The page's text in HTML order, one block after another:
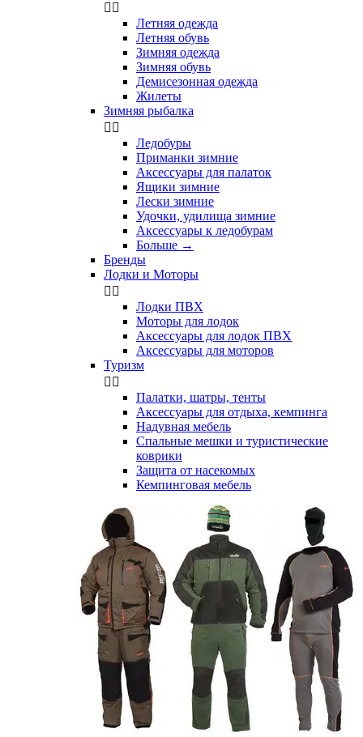
 
Летняя одежда
Летняя обувь
Зимняя одежда
Зимняя обувь
Демисезонная одежда
Жилеты
Зимняя рыбалка
 
Ледобуры
Приманки зимние
Аксессуары для палаток
Ящики зимние
Лески зимние
Удочки, удилища зимние
Аксессуары к ледобурам
Больше →
Бренды
Лодки и Моторы
 
Лодки ПВХ
Моторы для лодок
Аксессуары для лодок ПВХ
Аксессуары для моторов
Туризм
 
Палатки, шатры, тенты
Аксессуары для отдыха, кемпинга
Надувная мебель
Спальные мешки и туристические
коврики
Защита от насекомых
Кемпинговая мебель